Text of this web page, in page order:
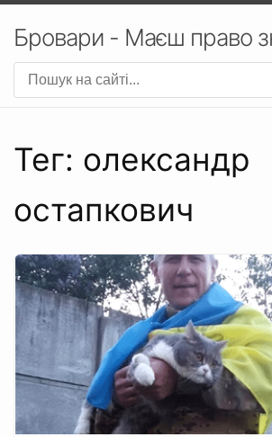
Бровари - Маєш право
Тег: олександр
остапкович